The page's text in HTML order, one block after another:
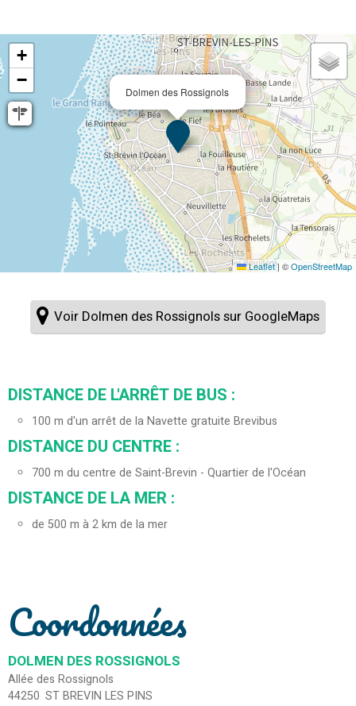
Dolmen des Rossignols
+
−
Leaflet| ©OpenStreetMap
Voir Dolmen des Rossignols sur GoogleMaps
DISTANCE DE L'ARRÊT DE BUS :
100 m d'un arrêt de la Navette gratuite Brevibus
DISTANCE DU CENTRE :
700 m du centre de Saint-Brevin - Quartier de l'Océan
DISTANCE DE LA MER :
de 500 m à 2 km de la mer
Coordonnées
DOLMEN DES ROSSIGNOLS
Allée des Rossignols
44250 ST BREVIN LES PINS